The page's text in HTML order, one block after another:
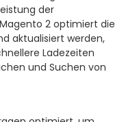
der
2 optimiert die
aktualisiert werden,
Ladezeiten
und Suchen von